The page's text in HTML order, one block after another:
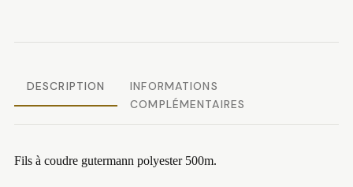
gutermann
DESCRIPTION
INFORMATIONS
COMPLÉMENTAIRES
Fils à coudre gutermann polyester 500m.